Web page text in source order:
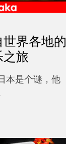
世界各地的
之旅
本是个谜，他